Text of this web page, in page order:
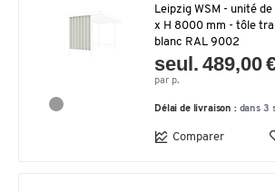
Leipzig WSM - unité
x H 8000 mm - tôle
blanc RAL 9002
seul. 489,00
par p.
Délai de livraison : dans 3
Comparer